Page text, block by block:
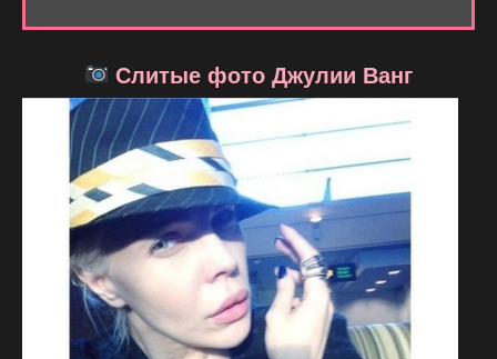
Слитые фото Джулии Ванг